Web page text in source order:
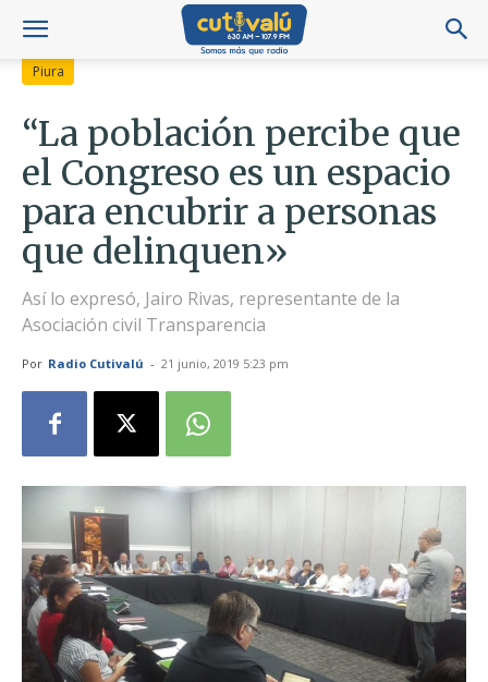
Piura
“La población percibe que
el Congreso es un espacio
para encubrir a personas
que delinquen»
Así lo expresó, Jairo Rivas, representante de la
Asociación civil Transparencia
Por Radio Cutivalú - 21 junio, 2019 5:23 pm